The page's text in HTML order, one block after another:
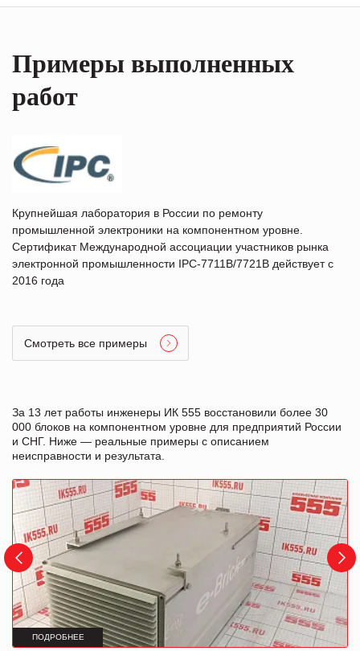
Примеры выполненных
работ
Крупнейшая лаборатория в России по ремонту
промышленной электроники на компонентном уровне.
Сертификат Международной ассоциации участников рынка
электронной промышленности IPC-7711B/7721B действует с
2016 года
Смотреть все примеры
За 13 лет работы инженеры ИК 555 восстановили более 30
000 блоков на компонентном уровне для предприятий России
и СНГ. Ниже — реальные примеры с описанием
неисправности и результата.
ПОДРОБНЕЕ